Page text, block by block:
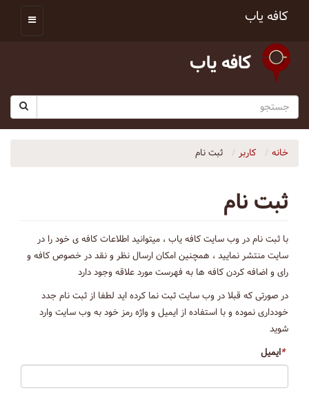
کافه یاب
کافه یاب
خانه کاربر ثبت نام
ثبت نام
با ثبت نام در وب سایت کافه یاب ، میتوانید اطلاعات کافه ی خود را در
سایت منتشر نمایید ، همچنین امکان ارسال نظر و نقد در خصوص کافه و
رای و اضافه کردن کافه ها به فهرست مورد علاقه وجود دارد
در صورتی که قبلا در وب سایت ثبت نما کرده اید لطفا از ثبت نام جدد
خودداری نموده و با استفاده از ایمیل و واژه رمز خود به وب سایت وارد
شوید
*ایمیل